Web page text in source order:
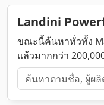
Landini
ขณะนี้ค้นหาทั่วทั้ง
แล้วมากกว่า